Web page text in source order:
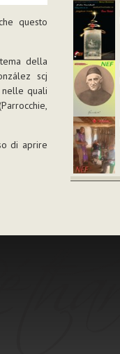
questo
della
scj
nelle quali
di aprire